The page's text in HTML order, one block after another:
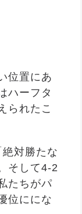
位置にあ
ハーフタ
られたこ
対勝たな
そして4-2
たちがパ
位ににな